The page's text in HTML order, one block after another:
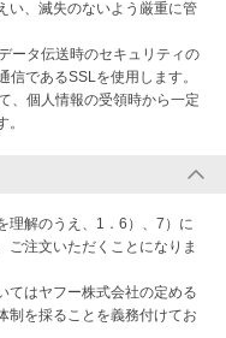
い、滅失のないよう厳重に管
ータ伝送時のセキュリティの
であるSSLを使用します。
、個人情報の受領時から一定
。
理解のうえ、1．6）、7）に
ご注文いただくことになりま
てはヤフー株式会社の定める
制を採ることを義務付けてお